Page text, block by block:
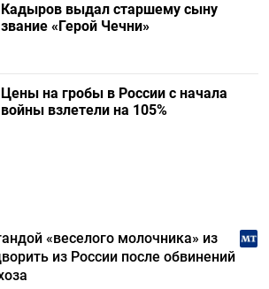
Кадыров выдал старшему сыну
звание «Герой Чечни»
Цены на гробы в России с начала
войны взлетели на 105%